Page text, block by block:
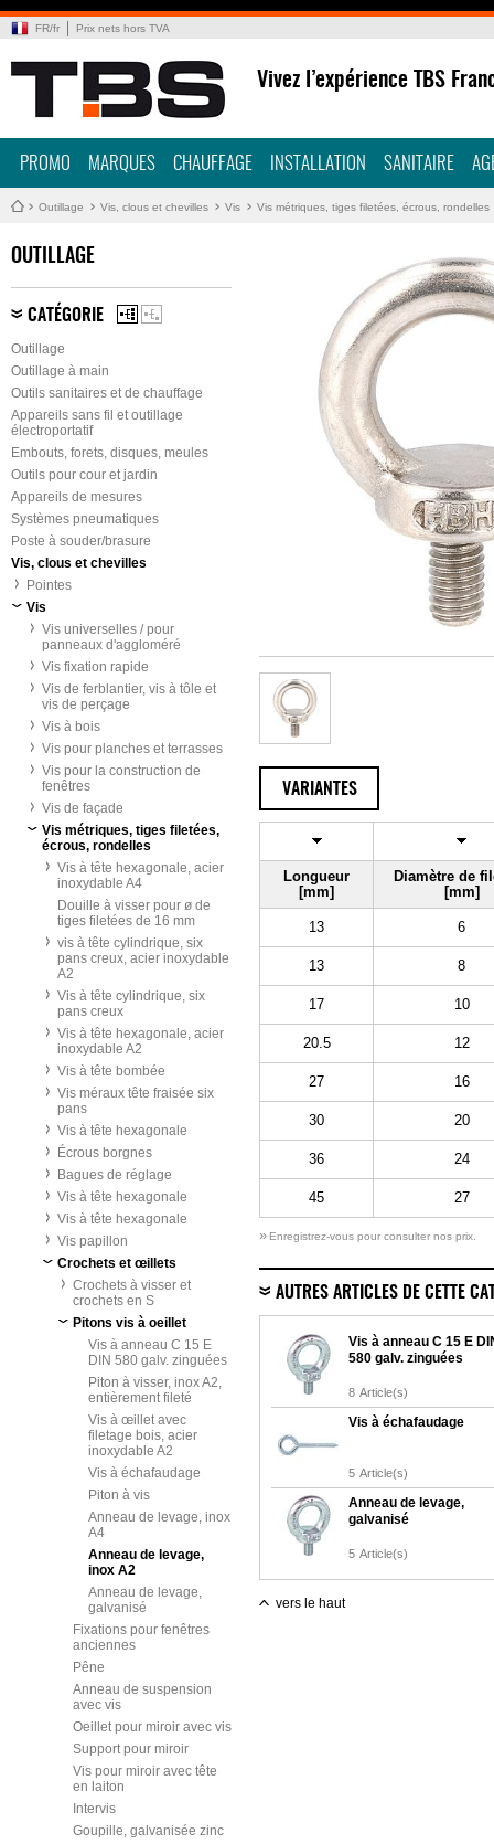
FR/fr Prix nets hors TVA
Vivez l’expérience TBS
PROMO MARQUES CHAUFFAGE INSTALLATION SANITAIRE
Outillage Vis, clous et chevilles Vis Vis métriques, tiges filetées, écrous, rondelles
OUTILLAGE
CATÉGORIE
Outillage
Outillage à main
Outils sanitaires et de chauffage
Appareils sans fil et outillage
électroportatif
Embouts, forets, disques, meules
Outils pour cour et jardin
Appareils de mesures
Systèmes pneumatiques
Poste à souder/brasure
Vis, clous et chevilles
Pointes
Vis
Vis universelles / pour
panneaux d'aggloméré
Vis fixation rapide
Vis de ferblantier, vis à tôle et
vis de perçage
Vis à bois
Vis pour planches et terrasses
Vis pour la construction de
fenêtres
Vis de façade
Vis métriques, tiges filetées,
écrous, rondelles
Vis à tête hexagonale, acier
inoxydable A4
Douille à visser pour ø de
tiges filetées de 16 mm
vis à tête cylindrique, six
pans creux, acier inoxydable
A2
Vis à tête cylindrique, six
pans creux
Vis à tête hexagonale, acier
inoxydable A2
Vis à tête bombée
Vis méraux tête fraisée six
pans
Vis à tête hexagonale
Écrous borgnes
Bagues de réglage
Vis à tête hexagonale
Vis à tête hexagonale
Vis papillon
Crochets et œillets
Crochets à visser et
crochets en S
Pitons vis à oeillet
Vis à anneau C 15 E
DIN 580 galv. zinguées
Piton à visser, inox A2,
entièrement fileté
Vis à œillet avec
filetage bois, acier
inoxydable A2
Vis à échafaudage
Piton à vis
Anneau de levage, inox
A4
Anneau de levage,
inox A2
Anneau de levage,
galvanisé
Fixations pour fenêtres
anciennes
Pêne
Anneau de suspension
avec vis
Oeillet pour miroir avec vis
Support pour miroir
Vis pour miroir avec tête
en laiton
Intervis
Goupille, galvanisée zinc
VARIANTES
Longueur
[mm]
Diamètre de
[mm]
13 6
13 8
17 10
20.5 12
27 16
30 20
36 24
45 27
» Enregistrez-vous pour consulter nos prix.
AUTRES ARTICLES DE CETTE
Vis à anneau C 15 E
580 galv. zinguées
8 Article(s)
Vis à échafaudage
5 Article(s)
Anneau de levage,
galvanisé
5 Article(s)
vers le haut